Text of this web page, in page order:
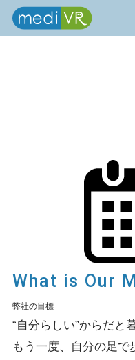
What is Our
弊社の目標
“自分らしい”からだと
もう一度、自分の足